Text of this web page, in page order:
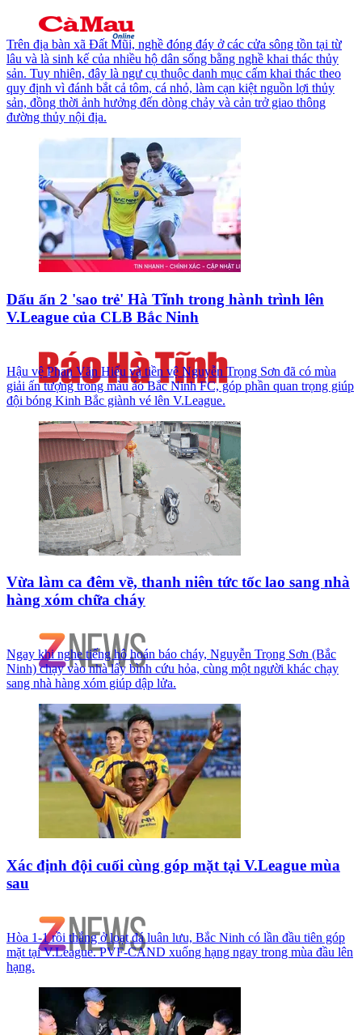
Trên địa bàn xã Đất Mũi, nghề đóng đáy ở các cửa sông tồn tại từ
lâu và là sinh kế của nhiều hộ dân sống bằng nghề khai thác thủy
sản. Tuy nhiên, đây là ngư cụ thuộc danh mục cấm khai thác theo
quy định vì đánh bắt cả tôm, cá nhỏ, làm cạn kiệt nguồn lợi thủy
sản, đồng thời ảnh hưởng đến dòng chảy và cản trở giao thông
đường thủy nội địa.
Dấu ấn 2 'sao trẻ' Hà Tĩnh trong hành trình lên
V.League của CLB Bắc Ninh
Hậu vệ Phan Văn Hiếu và tiền vệ Nguyễn Trọng Sơn đã có mùa
giải ấn tượng trong màu áo Bắc Ninh FC, góp phần quan trọng giúp
đội bóng Kinh Bắc giành vé lên V.League.
Vừa làm ca đêm về, thanh niên tức tốc lao sang nhà
hàng xóm chữa cháy
Ngay khi nghe tiếng hô hoán báo cháy, Nguyễn Trọng Sơn (Bắc
Ninh) chạy vào nhà lấy bình cứu hỏa, cùng một người khác chạy
sang nhà hàng xóm giúp dập lửa.
Xác định đội cuối cùng góp mặt tại V.League mùa
sau
Hòa 1-1 rồi thắng ở loạt đá luân lưu, Bắc Ninh có lần đầu tiên góp
mặt tại V.League. PVF-CAND xuống hạng ngay trong mùa đầu lên
hạng.